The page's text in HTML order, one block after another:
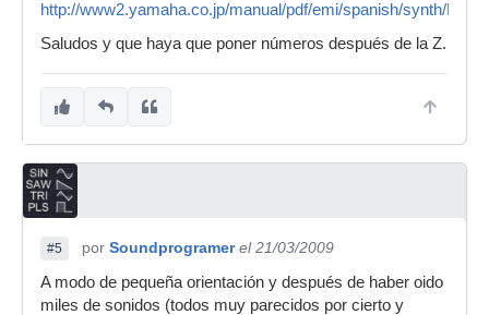
http://www2.yamaha.co.jp/manual/pdf/emi/spanish/synth/
Saludos y que haya que poner números después de la Z.
#5 por Soundprogramer el 21/03/2009
A modo de pequeña orientación y después de haber oido
miles de sonidos (todos muy parecidos por cierto y